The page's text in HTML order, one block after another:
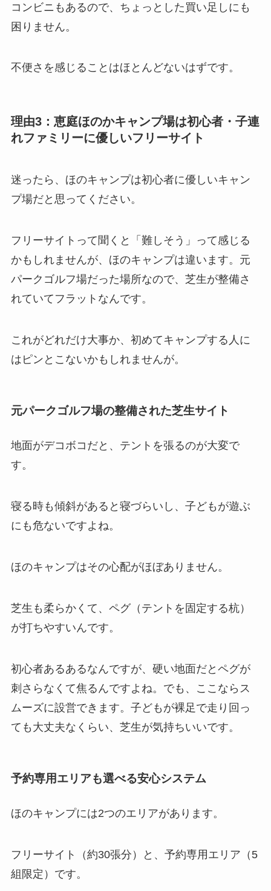
コンビニもあるので、ちょっとした買い足しにも
困りません。
不便さを感じることはほとんどないはずです。
理由3：恵庭ほのかキャンプ場は初心者・子連
れファミリーに優しいフリーサイト
迷ったら、ほのキャンプは初心者に優しいキャン
プ場だと思ってください。
フリーサイトって聞くと「難しそう」って感じる
かもしれませんが、ほのキャンプは違います。元
パークゴルフ場だった場所なので、芝生が整備さ
れていてフラットなんです。
これがどれだけ大事か、初めてキャンプする人に
はピンとこないかもしれませんが。
元パークゴルフ場の整備された芝生サイト
地面がデコボコだと、テントを張るのが大変で
す。
寝る時も傾斜があると寝づらいし、子どもが遊ぶ
にも危ないですよね。
ほのキャンプはその心配がほぼありません。
芝生も柔らかくて、ペグ（テントを固定する杭）
が打ちやすいんです。
初心者あるあるなんですが、硬い地面だとペグが
刺さらなくて焦るんですよね。でも、ここならス
ムーズに設営できます。子どもが裸足で走り回っ
ても大丈夫なくらい、芝生が気持ちいいです。
予約専用エリアも選べる安心システム
ほのキャンプには2つのエリアがあります。
フリーサイト（約30張分）と、予約専用エリア（5
組限定）です。